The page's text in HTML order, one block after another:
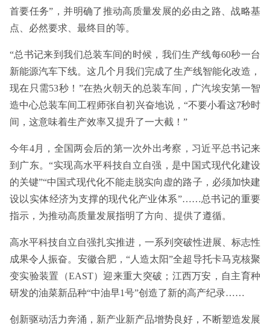
首要任务”，并明确了推动高质量发展的必由之路、战略基
点、必然要求、最终目的等。
“总书记来到我们总装车间的时候，我们生产线每60秒一台
新能源汽车下线。这几个月我们完成了生产线智能化改造，
现在只需53秒！”在热火朝天的总装车间，广汽埃安第一智
造中心总装车间工程师张自初兴奋地说，“不要小看这7秒时
间，这意味着生产效率又提升了一大截！”
今年4月，全国两会后的第一次外出考察，习近平总书记来
到广东。“实现高水平科技自立自强，是中国式现代化建设
的关键”“中国式现代化不能走脱实向虚的路子，必须加快建
设以实体经济为支撑的现代化产业体系”……总书记的重要
指示，为推动高质量发展指明了方向、提供了遵循。
高水平科技自立自强扎实推进，一系列突破性进展、标志性
成果令人振奋。安徽合肥，“人造太阳”全超导托卡马克核聚
变实验装置（EAST）迎来重大突破；江西万安，自主育种
研发的油菜新品种“中油早1号”创造了新的高产纪录……
创新驱动活力奔涌，新产业新产品增势良好，不断塑造发展